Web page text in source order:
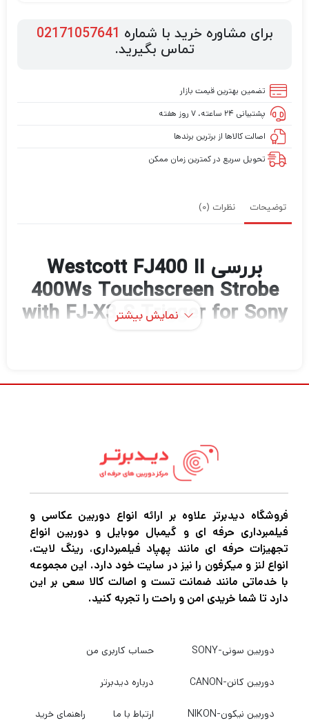
برای مشاوره خرید با شماره 02171057641
تماس بگیرید.
تضمین بهترین قیمت بازار
پشتیبانی ۲۴ ساعته، ۷ روز هفته
اصالت کالاها از برترین برندها
تحویل سریع در کمترین زمان ممکن
توضیحات نظرات (0)
بررسی Westcott FJ400 II
400Ws Touchscreen Strobe
with FJ-X3 S Trigger for Sony
نمایش بیشتر
فروشگاه دیدبرتر علاوه بر ارائه انواع دوربین عکاسی و
فیلمبرداری حرفه ای و گیمبال موبایل و دوربین انواع
تجهیزات حرفه ای مانند پهپاد فیلمبرداری، رینگ لایت،
انواع لنز و میکرفون را نیز در سایت خود دارد. این مجموعه
با خدماتی مانند ضمانت تست و اصالت کالا سعی بر این
دارد تا شما خریدی امن و راحت را تجربه کنید.
دوربین سونی-SONY
دوربین کانن-CANON
دوربین نیکون-NIKON
حساب کاربری من
درباره دیدبرتر
ارتباط با ما راهنمای خرید